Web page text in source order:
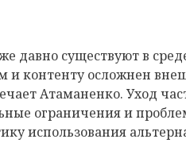
давно существуют в
и контенту осложнен
Атаманенко. Уход
ограничения и
использования